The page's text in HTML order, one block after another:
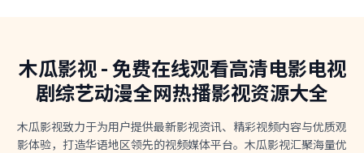
木瓜影视 - 免费在线观看高清电影电视
剧综艺动漫全网热播影视资源大全
木瓜影视致力于为用户提供最新影视资讯、精彩视频内容与优质观
影体验，打造华语地区领先的视频媒体平台。木瓜影视汇聚海量优